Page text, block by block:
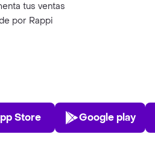
tus ventas
por Rappi
App Store
Store
Play Store
Google play